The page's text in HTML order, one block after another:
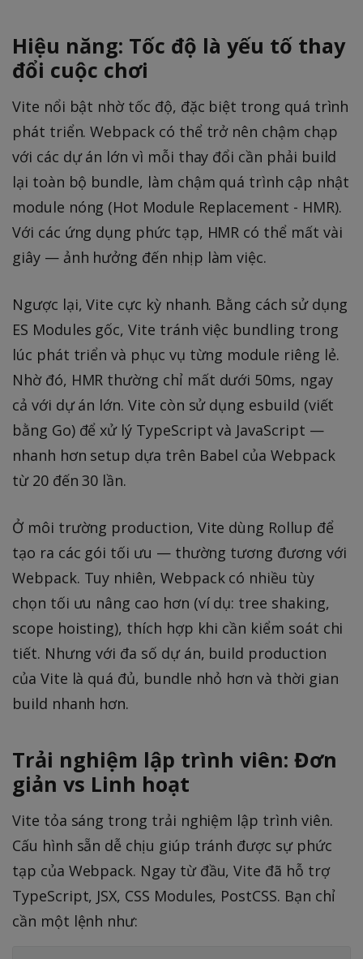
Hiệu năng: Tốc độ là yếu tố thay
đổi cuộc chơi
Vite nổi bật nhờ tốc độ, đặc biệt trong quá trình
phát triển. Webpack có thể trở nên chậm chạp
với các dự án lớn vì mỗi thay đổi cần phải build
lại toàn bộ bundle, làm chậm quá trình cập nhật
module nóng (Hot Module Replacement - HMR).
Với các ứng dụng phức tạp, HMR có thể mất vài
giây — ảnh hưởng đến nhịp làm việc.
Ngược lại, Vite cực kỳ nhanh. Bằng cách sử dụng
ES Modules gốc, Vite tránh việc bundling trong
lúc phát triển và phục vụ từng module riêng lẻ.
Nhờ đó, HMR thường chỉ mất dưới 50ms, ngay
cả với dự án lớn. Vite còn sử dụng esbuild (viết
bằng Go) để xử lý TypeScript và JavaScript —
nhanh hơn setup dựa trên Babel của Webpack
từ 20 đến 30 lần.
Ở môi trường production, Vite dùng Rollup để
tạo ra các gói tối ưu — thường tương đương với
Webpack. Tuy nhiên, Webpack có nhiều tùy
chọn tối ưu nâng cao hơn (ví dụ: tree shaking,
scope hoisting), thích hợp khi cần kiểm soát chi
tiết. Nhưng với đa số dự án, build production
của Vite là quá đủ, bundle nhỏ hơn và thời gian
build nhanh hơn.
Trải nghiệm lập trình viên: Đơn
giản vs Linh hoạt
Vite tỏa sáng trong trải nghiệm lập trình viên.
Cấu hình sẵn dễ chịu giúp tránh được sự phức
tạp của Webpack. Ngay từ đầu, Vite đã hỗ trợ
TypeScript, JSX, CSS Modules, PostCSS. Bạn chỉ
cần một lệnh như: